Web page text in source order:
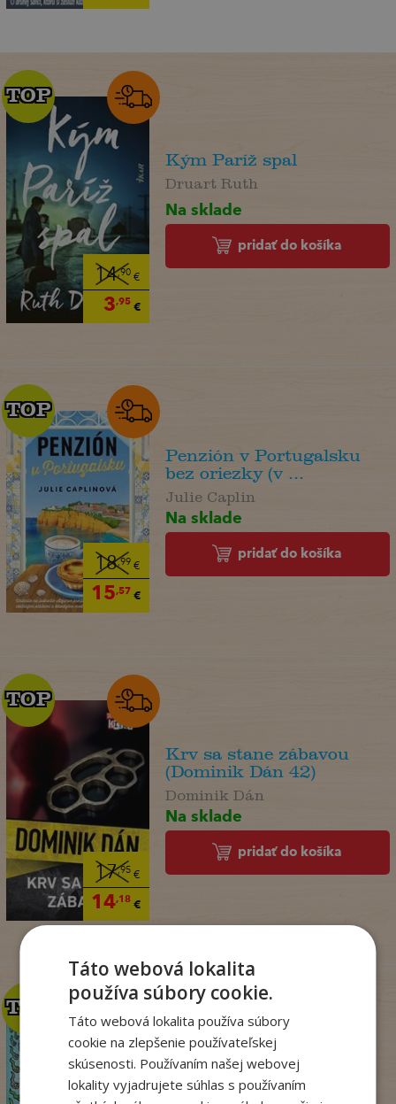
14,90€
3,95€
TOP
TOP
Kým Paríž spal
Druart Ruth
Na sklade
pridať do košíka
18,99 €
15,57 €
TOP
TOP
Penzión v Portugalsku
bez oriezky (v ...
Julie Caplin
Na sklade
pridať do košíka
17,95€
14,18€
TOP
TOP
Krv sa stane zábavou
(Dominik Dán 42)
Dominik Dán
Na sklade
pridať do košíka
TOP
TOP
Dogman. Larva 22 (8)
Dav Pilkey
Táto webová lokalita
používa súbory cookie.
Táto webová lokalita používa súbory
cookie na zlepšenie používateľskej
skúsenosti. Používaním našej webovej
lokality vyjadrujete súhlas s používaním